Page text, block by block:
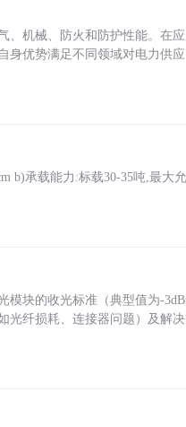
、机械、防火和防护性能。在应
身优势满足不同领域对电力供应
b)承载能力:标载30-35吨,最大允
块的收光标准（典型值为-
光纤损耗、连接器问题）及解